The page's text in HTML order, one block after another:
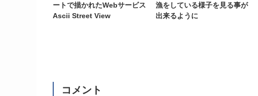
ートで描かれたWebサービス
Ascii Street View
漁をしている様子を見る事が
出来るように
コメント